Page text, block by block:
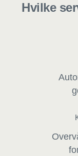
Hvilke